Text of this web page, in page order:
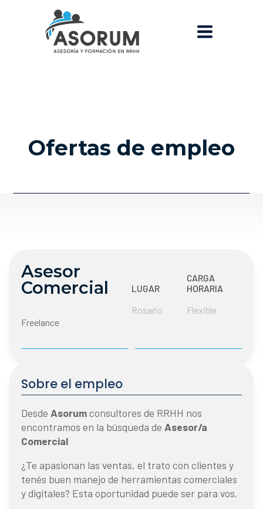
Ofertas de empleo
Asesor
Comercial
Freelance
LUGAR
Rosario
CARGA
HORARIA
Flexible
Sobre el empleo
Desde Asorumconsultores de RRHH nos
encontramos en la búsqueda de Asesor/a
Comercial
¿Te apasionan las ventas, el trato con clientes y
tenés buen manejo de herramientas comerciales
y digitales? Esta oportunidad puede ser para vos.